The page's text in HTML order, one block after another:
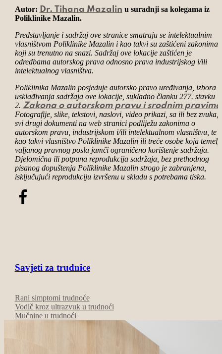
Autor: Dr. Tihana Mazalin u suradnji sa kolegama iz
Poliklinike Mazalin.
Predstavljanje i sadržaj ove stranice smatraju se intelektualnim
vlasništvom Poliklinike Mazalin i kao takvi su zaštićeni zakonima
koji su trenutno na snazi. Sadržaj ove lokacije zaštićen je
odredbama autorskog prava odnosno prava industrijskog i/ili
intelektualnog vlasništva.
Poliklinika Mazalin posjeduje autorsko pravo uređivanja, izbora i
usklađivanja sadržaja ove lokacije, sukladno članku 277. stavku
2. Zakona o autorskom pravu i srodnim pravima
Fotografije, slike, tekstovi, naslovi, video prikazi, sa ili bez zvuka,
svi drugi dokumenti na web stranici podliježu zakonima o
autorskom pravu, industrijskom i/ili intelektualnom vlasništvu, te
kao takvi vlasništvo Poliklinike Mazalin ili treće osobe koja
valjanog pravnogposla jamči ograničeno korištenje sadržaja.
Djelomična ili potpuna reprodukcija sadržaja, bez prethodnog
pisanog dopuštenja Poliklinike Mazalin strogo je zabranjena,
isključujući reprodukciju izvršenu u skladu s potrebama tiska.
Savjeti za trudnice
Rani simptomi trudnoće
Vodič kroz ultrazvuk u trudnoći
Mučnine u trudnoći